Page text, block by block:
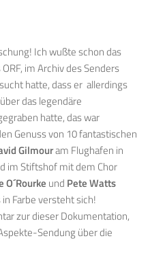
Ich wußte schon das
im Archiv des Senders
hatte, dass er allerdings
das legendäre
hatte, das war
Genuss von 10 fantastischen
Gilmouram Flughafen in
im Stiftshof mit dem Chor
O´Rourke und Pete Watts
Farbe versteht sich!
zur dieser Dokumentation,
Sendung über die